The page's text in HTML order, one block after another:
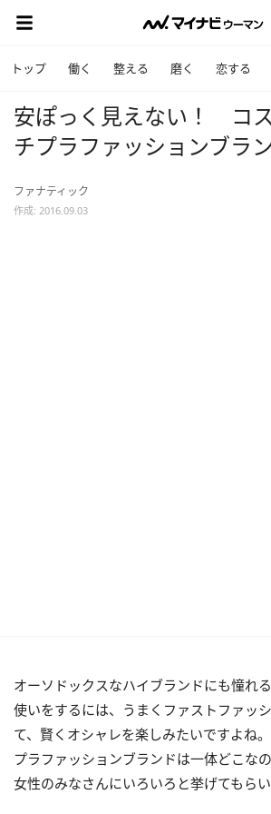
トップ 働く 整える 磨く 恋する
安ぽっく見えない！ コ
チプラファッションブラ
ファナティック
作成: 2016.09.03
オーソドックスなハイブランドにも憧れ
使いをするには、うまくファストファッ
て、賢くオシャレを楽しみたいですよね
プラファッションブランドは一体どこな
女性のみなさんにいろいろと挙げてもらい